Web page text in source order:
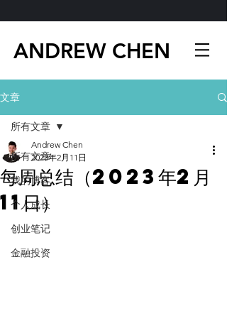
ANDREW CHEN
文章
所有文章
我的博客
个人成长
创业笔记
金融投资
所有文章
每周总结（2023年2月
11日）
Andrew Chen
2023年2月11日